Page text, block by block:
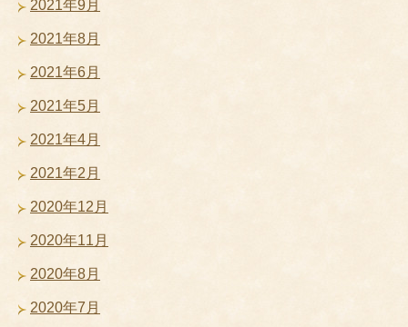
2021年9月
2021年8月
2021年6月
2021年5月
2021年4月
2021年2月
2020年12月
2020年11月
2020年8月
2020年7月